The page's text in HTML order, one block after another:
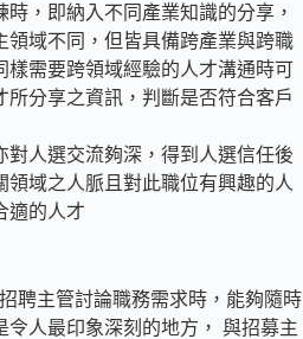
，即納入不同產業知識的分享，
領域不同，但皆具備跨產業與跨職
樣需要跨領域經驗的人才溝通時可
所分享之資訊，判斷是否符合客戶
對人選交流夠深，得到人選信任後
領域之人脈且對此職位有興趣的人
適的人才
聘主管討論職務需求時，能夠隨時
令人最印象深刻的地方， 與招募主